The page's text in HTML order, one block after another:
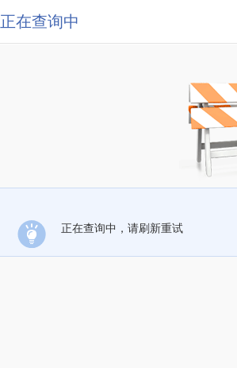
正在查询中
正在查询中，请刷新重试